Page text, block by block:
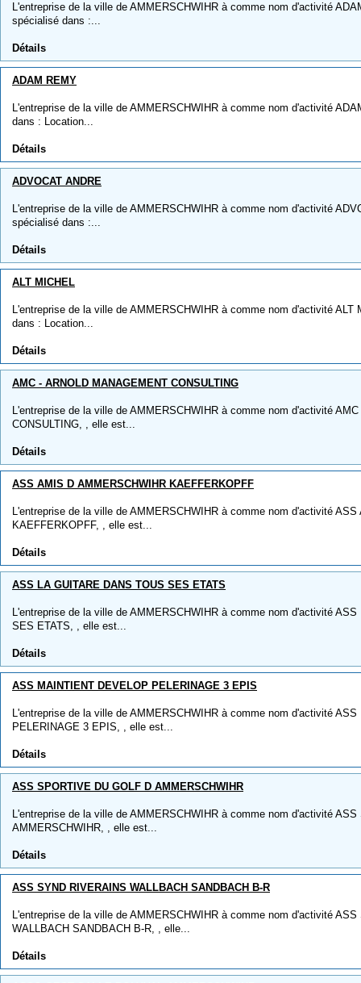
L'entreprise de la ville de AMMERSCHWIHR à comme nom d'activité
spécialisé dans :...
Détails
ADAM REMY
L'entreprise de la ville de AMMERSCHWIHR à comme nom d'activité
dans : Location...
Détails
ADVOCAT ANDRE
L'entreprise de la ville de AMMERSCHWIHR à comme nom d'activité
spécialisé dans :...
Détails
ALT MICHEL
L'entreprise de la ville de AMMERSCHWIHR à comme nom d'activité
dans : Location...
Détails
AMC - ARNOLD MANAGEMENT CONSULTING
L'entreprise de la ville de AMMERSCHWIHR à comme nom d'activité
CONSULTING, , elle est...
Détails
ASS AMIS D AMMERSCHWIHR KAEFFERKOPFF
L'entreprise de la ville de AMMERSCHWIHR à comme nom d'activité
KAEFFERKOPFF, , elle est...
Détails
ASS LA GUITARE DANS TOUS SES ETATS
L'entreprise de la ville de AMMERSCHWIHR à comme nom d'activité
SES ETATS, , elle est...
Détails
ASS MAINTIENT DEVELOP PELERINAGE 3 EPIS
L'entreprise de la ville de AMMERSCHWIHR à comme nom d'activité
PELERINAGE 3 EPIS, , elle est...
Détails
ASS SPORTIVE DU GOLF D AMMERSCHWIHR
L'entreprise de la ville de AMMERSCHWIHR à comme nom d'activité
AMMERSCHWIHR, , elle est...
Détails
ASS SYND RIVERAINS WALLBACH SANDBACH B-R
L'entreprise de la ville de AMMERSCHWIHR à comme nom d'activité
WALLBACH SANDBACH B-R, , elle...
Détails